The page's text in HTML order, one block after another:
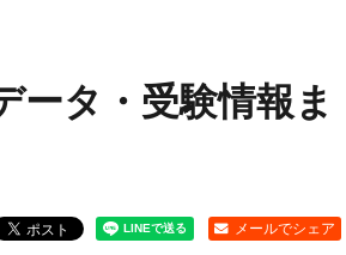
ータ・受験情報ま
メールでシェア